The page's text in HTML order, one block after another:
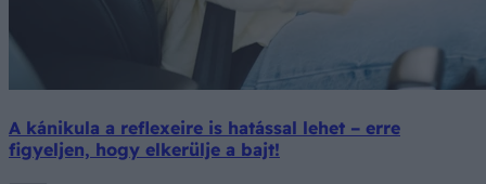
A kánikula a reflexeire is hatással lehet – erre
figyeljen, hogy elkerülje a bajt!